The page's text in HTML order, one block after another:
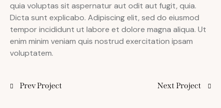
quia voluptas sit aspernatur aut odit aut fugit, quia.
Dicta sunt explicabo. Adipiscing elit, sed do eiusmod
tempor incididunt ut labore et dolore magna aliqua. Ut
enim minim veniam quis nostrud exercitation ipsam
voluptatem.
Prev Project Next Project